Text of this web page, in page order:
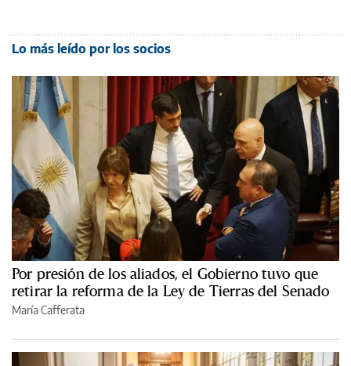
Lo más leído por los socios
Por presión de los aliados, el Gobierno tuvo que
retirar la reforma de la Ley de Tierras del Senado
María Cafferata